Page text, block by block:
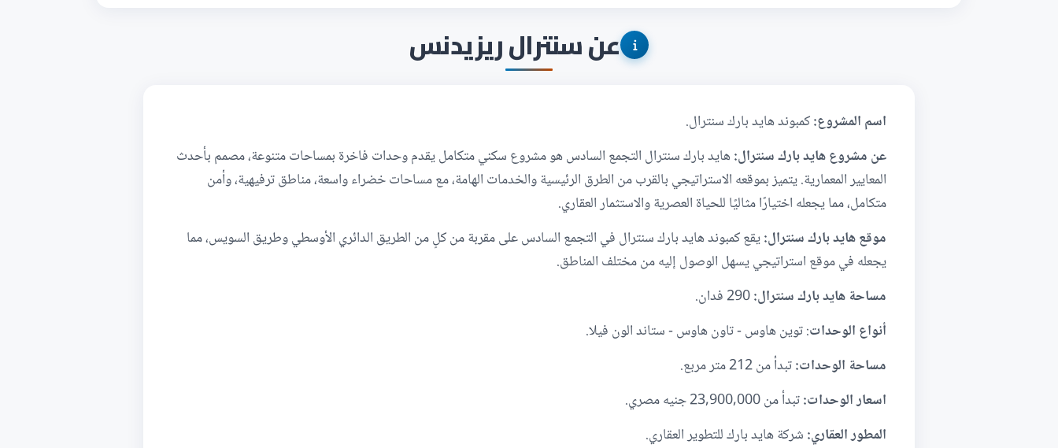
عن سنترال ريزيدنس
اسم المشروع:كمبوند هايد بارك سنترال.
عن مشروع هايد بارك سنترال:هايد بارك سنترال التجمع السادس هو مشروع سكني متكامل يقدم وحدات فاخرة بمساحات متنوعة، مصمم بأحدث
المعايير المعمارية. يتميز بموقعه الاستراتيجي بالقرب من الطرق الرئيسية والخدمات الهامة، مع مساحات خضراء واسعة، مناطق ترفيهية، وأمن
متكامل، مما يجعله اختيارًا مثاليًا للحياة العصرية والاستثمار العقاري.
موقعهايد بارك سنترال:يقع كمبوند هايد بارك سنترال في التجمع السادس على مقربة من كلٍ من الطريق الدائري الأوسطي وطريق السويس، مما
يجعله في موقع استراتيجي يسهل الوصول إليه من مختلف المناطق.
مساحة هايد بارك سنترال:
أنواع الوحدات: توين هاوس - تاون هاوس - ستاند الون فيلا.
مساحة الوحدات:تبدأ من 212 متر مربع.
اسعار الوحدات:تبدأ من 23,900,000 جنيه مصري.
المطور العقاري: شركة هايد بارك للتطوير العقاري.